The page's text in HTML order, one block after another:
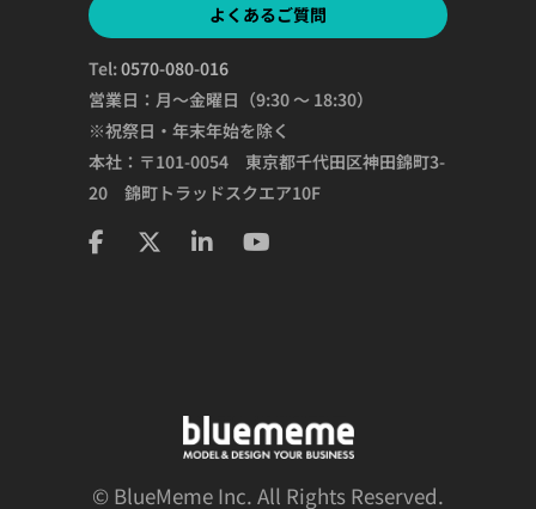
よくあるご質問
Tel:0570-080-016
営業日：月～金曜日（9:30 ～ 18:30）
※祝祭日・年末年始を除く
本社：〒101-0054 東京都千代田区神田錦町3-
20 錦町トラッドスクエア10F
© BlueMeme Inc. All Rights Reserved.